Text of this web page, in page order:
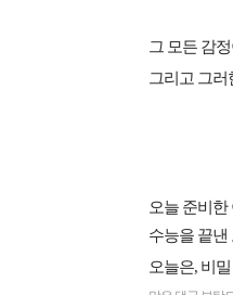
그 모든 감
그리고 그러
오늘 준비한
수능을 끝낸
오늘은, 비